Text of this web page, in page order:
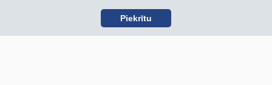
Kontakti Lietošanas noteikumi
Piekrītu